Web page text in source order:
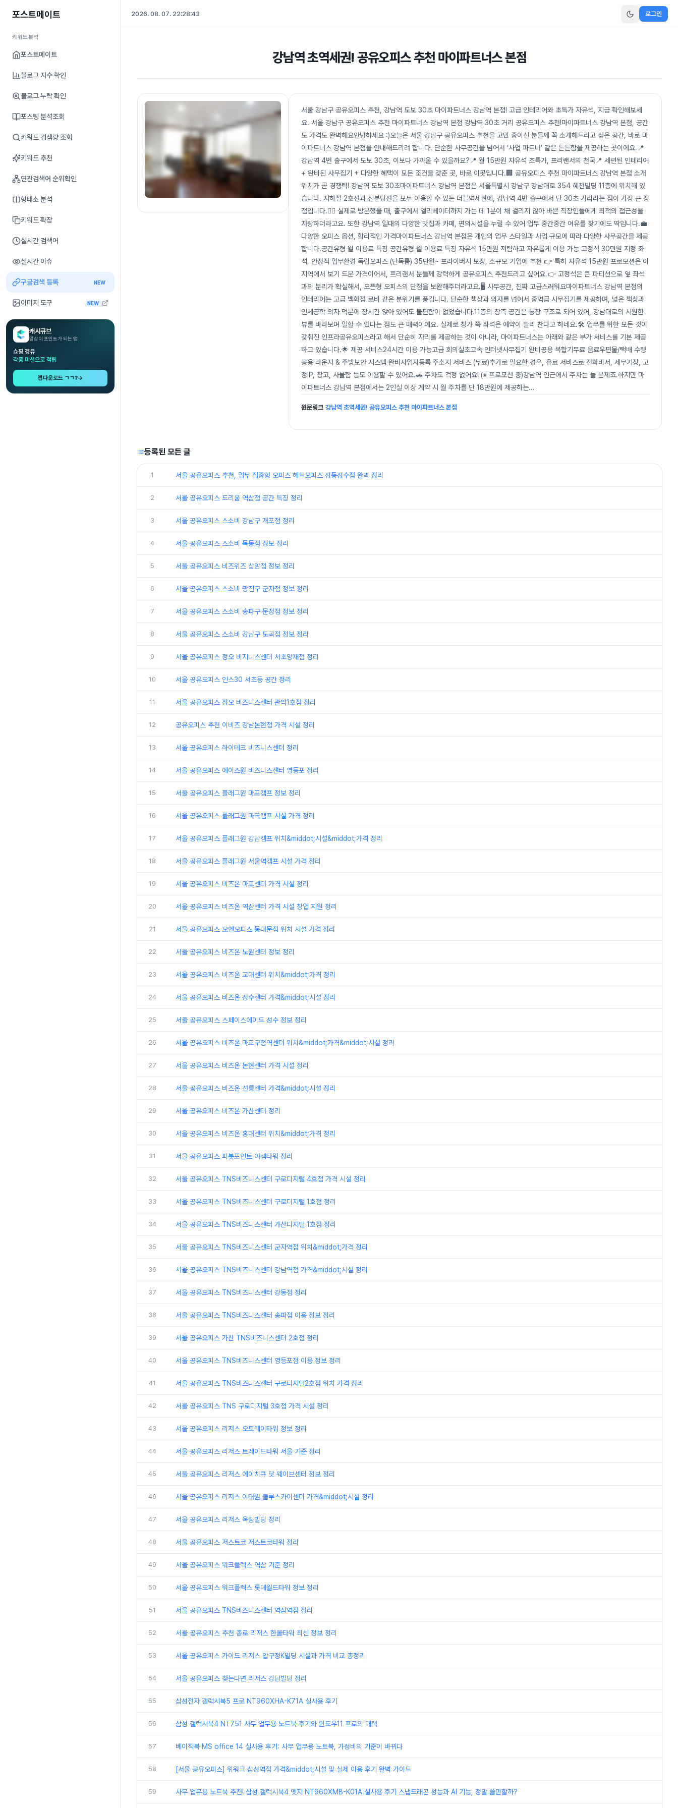
포스트메이트
키워드분석
포스트메이트
블로그 지수 확인
블로그 누락 확인
포스팅 분석조회
키워드 검색량 조회
키워드 추천
연관검색어 순위확인
형태소 분석
키워드 확장
실시간 검색어
실시간 이슈
구글검색 등록 NEW
이미지 도구 NEW
캐시큐브
일상이 포인트가 되는 앱
쇼핑 경유
각종 미션으로 적립
앱다운로드 ㄱㄱ?→
2026. 08. 07. 22:28:44 로그인
강남역 초역세권! 공유오피스 추천 마이파트너스 본점
서울 강남구 공유오피스 추천, 강남역 도보 30초 마이파트너스 강남역 본점! 고급 인테리어와 초특가 자유석, 지금 확인해보세
요. 서울 강남구 공유오피스 추천 마이파트너스 강남역 본점 강남역 30초 거리 공유오피스 추천!마이파트너스 강남역 본점, 공간
도 가격도 완벽해요안녕하세요 :)오늘은 서울 강남구 공유오피스 추천을 고민 중이신 분들께 꼭 소개해드리고 싶은 공간, 바로 마
이파트너스 강남역 본점을 안내해드리려 합니다. 단순한 사무공간을 넘어서 ‘사업 파트너’ 같은 든든함을 제공하는 곳이에요.📍
강남역 4번 출구에서 도보 30초, 이보다 가까울 수 있을까요?📍 월 15만원 자유석 초특가, 프리랜서의 천국📍 세련된 인테리어
+ 완비된 사무집기 + 다양한 혜택이 모든 조건을 갖춘 곳, 바로 이곳입니다.🏢 공유오피스 추천 마이파트너스 강남역 본점 소개
위치가 곧 경쟁력! 강남역 도보 30초마이파트너스 강남역 본점은 서울특별시 강남구 강남대로 354 혜천빌딩 11층에 위치해 있
습니다. 지하철 2호선과 신분당선을 모두 이용할 수 있는 더블역세권에, 강남역 4번 출구에서 단 30초 거리라는 점이 가장 큰 장
점입니다.🚶‍♀️ 실제로 방문했을 때, 출구에서 엘리베이터까지 가는 데 1분이 채 걸리지 않아 바쁜 직장인들에게 최적의 접근성을
자랑하더라고요. 또한 강남역 일대의 다양한 맛집과 카페, 편의시설을 누릴 수 있어 업무 중간중간 여유를 찾기에도 딱입니다.💼
다양한 오피스 옵션, 합리적인 가격마이파트너스 강남역 본점은 개인의 업무 스타일과 사업 규모에 따라 다양한 사무공간을 제공
합니다.공간유형 월 이용료 특징 공간유형 월 이용료 특징 자유석 15만원 저렴하고 자유롭게 이용 가능 고정석 30만원 지정 좌
석, 안정적 업무환경 독립오피스 (단독룸) 35만원~ 프라이버시 보장, 소규모 기업에 추천 👉 특히 자유석 15만원 프로모션은 이
지역에서 보기 드문 가격이어서, 프리랜서 분들께 강력하게 공유오피스 추천드리고 싶어요.👉 고정석은 큰 파티션으로 옆 좌석
과의 분리가 확실해서, 오픈형 오피스의 단점을 보완해주더라고요.🖥️ 사무공간, 진짜 고급스러워요마이파트너스 강남역 본점의
인테리어는 고급 백화점 로비 같은 분위기를 풍깁니다. 단순한 책상과 의자를 넘어서 중역급 사무집기를 제공하며, 넓은 책상과
인체공학 의자 덕분에 장시간 앉아 있어도 불편함이 없었습니다.11층의 창측 공간은 통창 구조로 되어 있어, 강남대로의 시원한
뷰를 바라보며 일할 수 있다는 점도 큰 매력이에요. 실제로 창가 쪽 좌석은 예약이 빨리 찬다고 하네요.🛠️ 업무를 위한 모든 것이
갖춰진 인프라공유오피스라고 해서 단순히 자리를 제공하는 것이 아니라, 마이파트너스는 아래와 같은 부가 서비스를 기본 제공
하고 있습니다.🌟 제공 서비스24시간 이용 가능고급 회의실초고속 인터넷사무집기 완비공용 복합기무료 음료우편물/택배 수령
공용 라운지 & 주방보안 시스템 완비사업자등록 주소지 서비스 (무료)추가로 필요한 경우, 유료 서비스로 전화비서, 세무기장, 고
정IP, 창고, 사물함 등도 이용할 수 있어요.🚗 주차도 걱정 없어요! (※ 프로모션 중)강남역 인근에서 주차는 늘 문제죠.하지만 마
이파트너스 강남역 본점에서는 2인실 이상 계약 시 월 주차를 단 18만원에 제공하는...
원문링크 강남역 초역세권! 공유오피스 추천 마이파트너스 본점
등록된 모든 글
1 서울 공유오피스 추천, 업무 집중형 오피스 헤드오피스 성동성수점 완벽 정리
2 서울 공유오피스 드리움 역삼점 공간 특징 정리
3 서울 공유오피스 스소비 강남구 개포점 정리
4 서울 공유오피스 스소비 목동점 정보 정리
5 서울 공유오피스 비즈위즈 상암점 정보 정리
6 서울 공유오피스 스소비 광진구 군자점 정보 정리
7 서울 공유오피스 스소비 송파구 문정점 정보 정리
8 서울 공유오피스 스소비 강남구 도곡점 정보 정리
9 서울 공유오피스 정오 비지니스센터 서초양재점 정리
10 서울 공유오피스 인스30 서초동 공간 정리
11 서울 공유오피스 정오 비즈니스센터 관악1호점 정리
12 공유오피스 추천 이비즈 강남논현점 가격 시설 정리
13 서울 공유오피스 하이테크 비즈니스센터 정리
14 서울 공유오피스 에이스원 비즈니스센터 영등포 정리
15 서울 공유오피스 플래그원 마포캠프 정보 정리
16 서울 공유오피스 플래그원 마곡캠프 시설 가격 정리
17 서울 공유오피스 플래그원 강남캠프 위치&middot;시설&middot;가격 정리
18 서울 공유오피스 플래그원 서울역캠프 시설 가격 정리
19 서울 공유오피스 비즈온 마포센터 가격 시설 정리
20 서울 공유오피스 비즈온 역삼센터 가격 시설 창업 지원 정리
21 서울 공유오피스 오엔오피스 동대문점 위치 시설 가격 정리
22 서울 공유오피스 비즈온 노원센터 정보 정리
23 서울 공유오피스 비즈온 교대센터 위치&middot;가격 정리
24 서울 공유오피스 비즈온 성수센터 가격&middot;시설 정리
25 서울 공유오피스 스페이스에이드 성수 정보 정리
26 서울 공유오피스 비즈온 마포구청역센터 위치&middot;가격&middot;시설 정리
27 서울 공유오피스 비즈온 논현센터 가격 시설 정리
28 서울 공유오피스 비즈온 선릉센터 가격&middot;시설 정리
29 서울 공유오피스 비즈온 가산센터 정리
30 서울 공유오피스 비즈온 홍대센터 위치&middot;가격 정리
31 서울 공유오피스 피봇포인트 아셈타워 정리
32 서울 공유오피스 TNS비즈니스센터 구로디지털 4호점 가격 시설 정리
33 서울 공유오피스 TNS비즈니스센터 구로디지털 1호점 정리
34 서울 공유오피스 TNS비즈니스센터 가산디지털 1호점 정리
35 서울 공유오피스 TNS비즈니스센터 군자역점 위치&middot;가격 정리
36 서울 공유오피스 TNS비즈니스센터 강남역점 가격&middot;시설 정리
37 서울 공유오피스 TNS비즈니스센터 강동점 정리
38 서울 공유오피스 TNS비즈니스센터 송파점 이용 정보 정리
39 서울 공유오피스 가산 TNS비즈니스센터 2호점 정리
40 서울 공유오피스 TNS비즈니스센터 영등포점 이용 정보 정리
41 서울 공유오피스 TNS비즈니스센터 구로디지털2호점 위치 가격 정리
42 서울 공유오피스 TNS 구로디지털 3호점 가격 시설 정리
43 서울 공유오피스 리저스 오토웨이타워 정보 정리
44 서울 공유오피스 리저스 트레이드타워 서울 기준 정리
45 서울 공유오피스 리저스 에이치큐 닷 웨이브센터 정보 정리
46 서울 공유오피스 리저스 이태원 블루스카이센터 가격&middot;시설 정리
47 서울 공유오피스 리저스 옥림빌딩 정리
48 서울 공유오피스 저스트코 저스트코타워 정리
49 서울 공유오피스 워크플렉스 역삼 기준 정리
50 서울 공유오피스 워크플렉스 롯데월드타워 정보 정리
51 서울 공유오피스 TNS비즈니스센터 역삼역점 정리
52 서울 공유오피스 추천 종로 리저스 한올타워 최신 정보 정리
53 서울 공유오피스 가이드 리저스 압구정K빌딩 시설과 가격 비교 총정리
54 서울 공유오피스 찾는다면 리저스 강남빌딩 정리
55 삼성전자 갤럭시북5 프로 NT960XHA-K71A 실사용 후기
56 삼성 갤럭시북4 NT751 사무 업무용 노트북 후기와 윈도우11 프로의 매력
57 베이직북 MS office 14 실사용 후기: 사무 업무용 노트북, 가성비의 기준이 바뀌다
58 [서울 공유오피스] 위워크 삼성역점 가격&middot;시설 및 실제 이용 후기 완벽 가이드
59 사무 업무용 노트북 추천! 삼성 갤럭시북4 엣지 NT960XMB-K01A 실사용 후기 스냅드래곤 성능과 AI 기능, 정말 쓸만할까?